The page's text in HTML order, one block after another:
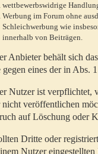
wettbewerbswidrige
Werbung im Forum ohne
Schleichwerbung wie
innerhalb von Beiträgen.
Anbieter behält sich
gegen eines der in Abs.
Nutzer ist verpflichtet,
nicht veröffentlichen
auf Löschung oder
Dritte oder
Nutzer